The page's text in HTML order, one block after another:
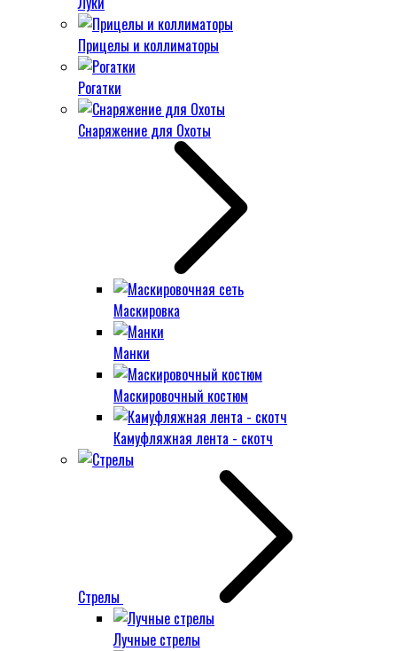
Прицелы и коллиматоры
Рогатки
Снаряжение для Охоты
Маскировка
Манки
Маскировочный костюм
Камуфляжная лента - скотч
Стрелы
Лучные стрелы